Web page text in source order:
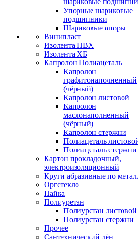
шариковые
Упорные шариковые
подшипники
Шариковые опоры
Винипласт
Изолента ПВХ
Изолента ХБ
Капролон Полиацеталь
Капролон
графитонаполненный
(чёрный)
Капролон листовой
Капролон
маслонаполненный
(чёрный)
Капролон стержни
Полиацеталь
Полиацеталь стержни
Картон прокладочный,
электроизоляционный
Круги абразивные по
Оргстекло
Пайка
Полиуретан
Полиуретан листовой
Полиуретан стержни
Прочее
Сантехнический лён